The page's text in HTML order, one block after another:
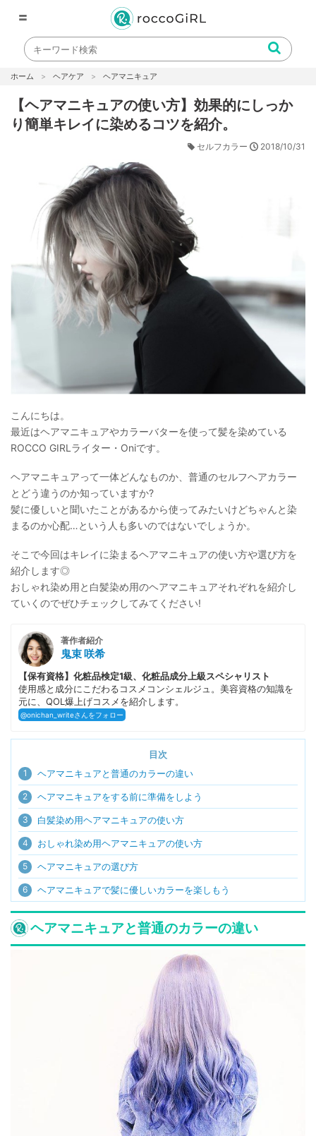
〓
ホーム ヘアケア ヘアマニキュア
【ヘアマニキュアの使い方】効果的にしっか
り簡単キレイに染めるコツを紹介。
セルフカラー 2018/10/31
こんにちは。
最近はヘアマニキュアやカラーバターを使って髪を染めている
ROCCO GIRLライター・Oniです。
ヘアマニキュアって一体どんなものか、普通のセルフヘアカラー
とどう違うのか知っていますか?
髪に優しいと聞いたことがあるから使ってみたいけどちゃんと染
まるのか心配…という人も多いのではないでしょうか。
そこで今回はキレイに染まるヘアマニキュアの使い方や選び方を
紹介します◎
おしゃれ染め用と白髪染め用のヘアマニキュアそれぞれを紹介し
ていくのでぜひチェックしてみてください!
著作者紹介
鬼束 咲希
【保有資格】化粧品検定1級、化粧品成分上級スペシャリスト
使用感と成分にこだわるコスメコンシェルジュ。美容資格の知識を
元に、QOL爆上げコスメを紹介します。
@onichan_writeさんをフォロー
目次
1 ヘアマニキュアと普通のカラーの違い
2 ヘアマニキュアをする前に準備をしよう
3 白髪染め用ヘアマニキュアの使い方
4 おしゃれ染め用ヘアマニキュアの使い方
5 ヘアマニキュアの選び方
6 ヘアマニキュアで髪に優しいカラーを楽しもう
ヘアマニキュアと普通のカラーの違い